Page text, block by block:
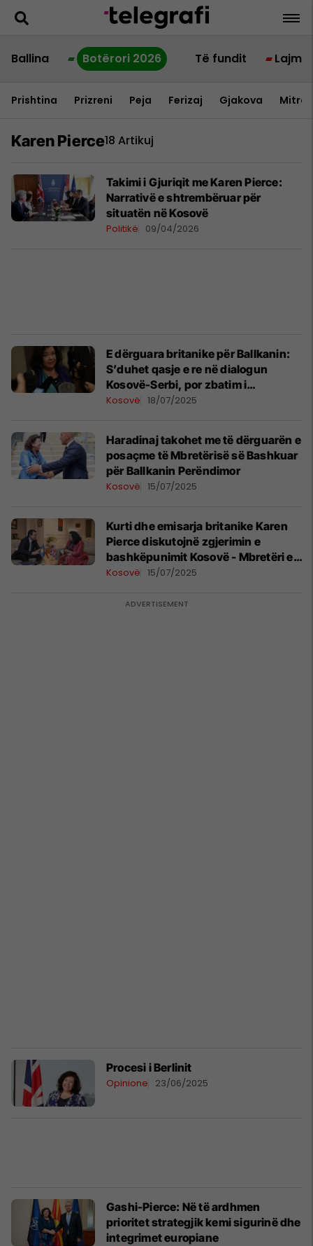
Ballina Botërori 2026 Të fundit Lajme
Prishtina Prizreni Peja Ferizaj Gjakova
Karen Pierce18 Artikuj
Takimi i Gjuriqit me Karen Pierce:
Narrativë e shtrembëruar për
situatën në Kosovë
Politikë 09/04/2026
E dërguara britanike për Ballkanin:
S’duhet qasje e re në dialogun
Kosovë-Serbi, por zbatim i
marrëveshjeve
Kosovë 18/07/2025
Haradinaj takohet me të dërguarën e
posaçme të Mbretërisë së Bashkuar
për Ballkanin Perëndimor
Kosovë 15/07/2025
Kurti dhe emisarja britanike Karen
Pierce diskutojnë zgjerimin e
bashkëpunimit Kosovë - Mbretëri e
Bashkuar
Kosovë 15/07/2025
Procesi i Berlinit
Opinione 23/06/2025
Gashi-Pierce: Në të ardhmen
prioritet strategjik kemi sigurinë dhe
integrimet europiane